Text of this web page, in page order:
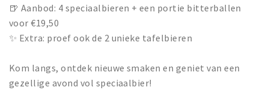
🍺 Aanbod: 4 speciaalbieren + een portie bitterballen
voor €19,50
✨ Extra: proef ook de 2 unieke tafelbieren
Kom langs, ontdek nieuwe smaken en geniet van een
gezellige avond vol speciaalbier!